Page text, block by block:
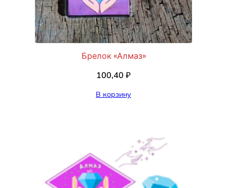
к
о
н
Брелок «Алмаз»
100,40 ₽
В корзину